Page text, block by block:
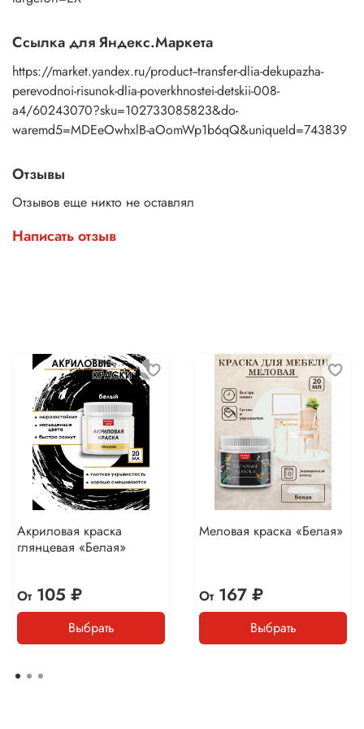
Ссылка для Яндекс.Маркета
https://market.yandex.ru/product--transfer-dlia-dekupazha-
perevodnoi-risunok-dlia-poverkhnostei-detskii-008-
a4/60243070?sku=102733085823&do-
waremd5=MDEeOwhxlB-aOomWp1b6qQ&uniqueId=743839
Отзывы
Отзывов еще никто не оставлял
Написать отзыв
Акриловая краска
глянцевая «Белая»
От105 ₽
Выбрать
Меловая краска «Белая»
От167 ₽
Выбрать